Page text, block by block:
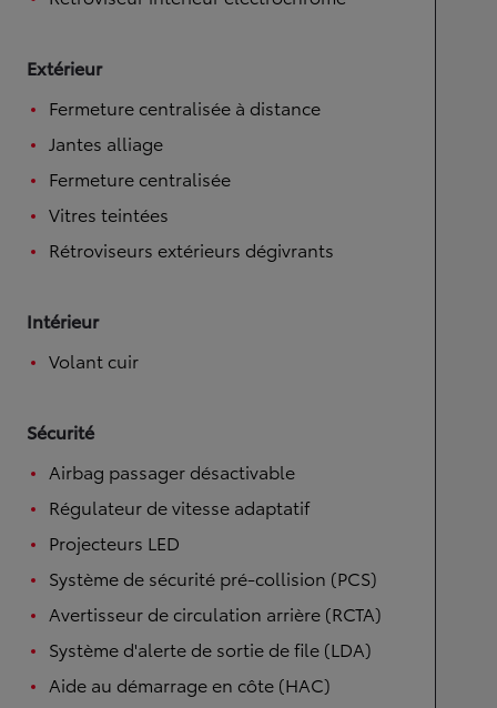
Extérieur
Fermeture centralisée à distance
Jantes alliage
Fermeture centralisée
Vitres teintées
Rétroviseurs extérieurs dégivrants
Intérieur
Volant cuir
Sécurité
Airbag passager désactivable
Régulateur de vitesse adaptatif
Projecteurs LED
Système de sécurité pré-collision (PCS)
Avertisseur de circulation arrière (RCTA)
Système d'alerte de sortie de file (LDA)
Aide au démarrage en côte (HAC)